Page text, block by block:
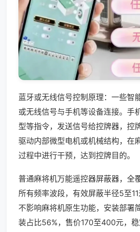
蓝牙或无线信号控制原理：一些智
或无线信号与手机等设备连接。手
型等指令，发送信号给控牌器，控
驱动内部微型电机或机械结构，在
过程中进行干预，达到控牌目的。
普通麻将机万能遥控器屏蔽器，全
所有频率波段，有效屏蔽半径5至
不影响麻将机原生功能，安装部署
装占比56%，售价170至400元，